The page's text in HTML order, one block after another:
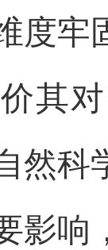
度牢
其
然科
影响